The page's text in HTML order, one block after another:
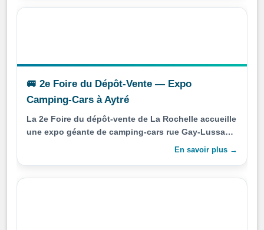
🚐 2e Foire du Dépôt-Vente — Expo
Camping-Cars à Aytré
La 2e Foire du dépôt-vente de La Rochelle accueille
une expo géante de camping-cars rue Gay-Lussac à
En savoir plus →